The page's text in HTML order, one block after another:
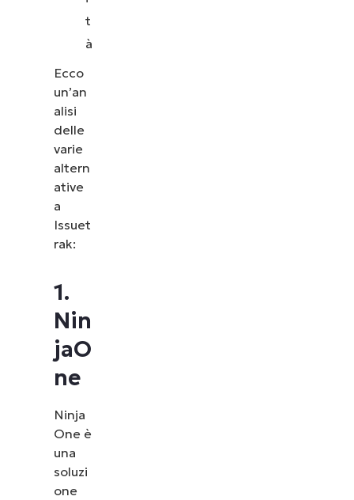
t
à
Ecco
un’an
alisi
delle
varie
altern
ative
a
Issuet
rak:
1.
Nin
jaO
ne
Ninja
One è
una
soluzi
one